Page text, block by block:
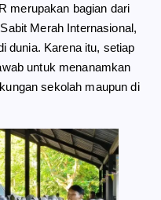
merupakan bagian dari
Merah Internasional,
dunia. Karena itu, setiap
untuk menanamkan
sekolah maupun di